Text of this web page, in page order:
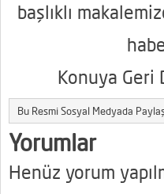
başlıklı
Konuya Geri
Bu Resmi Sosyal Medyada
Yorumlar
Henüz yorum